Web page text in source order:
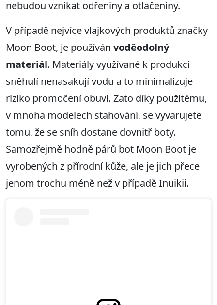
nebudou vznikat odřeniny a otlačeniny.
V případě nejvíce vlajkových produktů značky
Moon Boot, je používán voděodolný
materiál. Materiály využívané k produkci
sněhulí nenasakují vodu a to minimalizuje
riziko promočení obuvi. Zato díky použitému,
v mnoha modelech stahování, se vyvarujete
tomu, že se sníh dostane dovnitř boty.
Samozřejmě hodně párů bot Moon Boot je
vyrobených z přírodní kůže, ale je jich přece
jenom trochu méně než v případě Inuikii.